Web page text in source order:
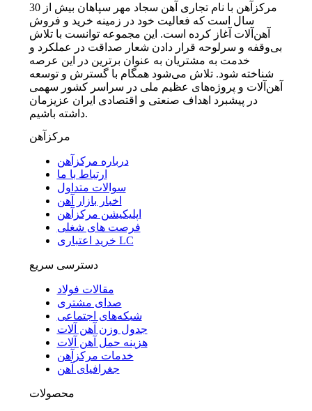
مرکزآهن با نام تجاری آهن سجاد مهر سپاهان بیش از 30
سال است که فعالیت خود در زمینه خرید و فروش
آهن‌آلات آغاز کرده است. این مجموعه توانست با تلاش
بی‌وقفه و سرلوحه قرار دادن شعار صداقت در عملکرد و
خدمت به مشتریان به عنوان برترین در این عرصه
شناخته شود. تلاش می‌شود همگام با گسترش و توسعه
آهن‌آلات و پروژه‌های عظیم ملی در سراسر کشور سهمی
در پیشبرد اهداف صنعتی و اقتصادی ایران عزیزمان
داشته باشیم.
مرکزآهن
درباره مرکزآهن
ارتباط با ما
سوالات متداول
اخبار بازار آهن
اپلیکیشن مرکزآهن
فرصت های شغلی
خرید اعتباری LC
دسترسی سریع
مقالات فولاد
صدای مشتری
شبکه‌های اجتماعی
جدول وزن آهن آلات
هزینه حمل آهن آلات
خدمات مرکزآهن
جغرافیای آهن
محصولات